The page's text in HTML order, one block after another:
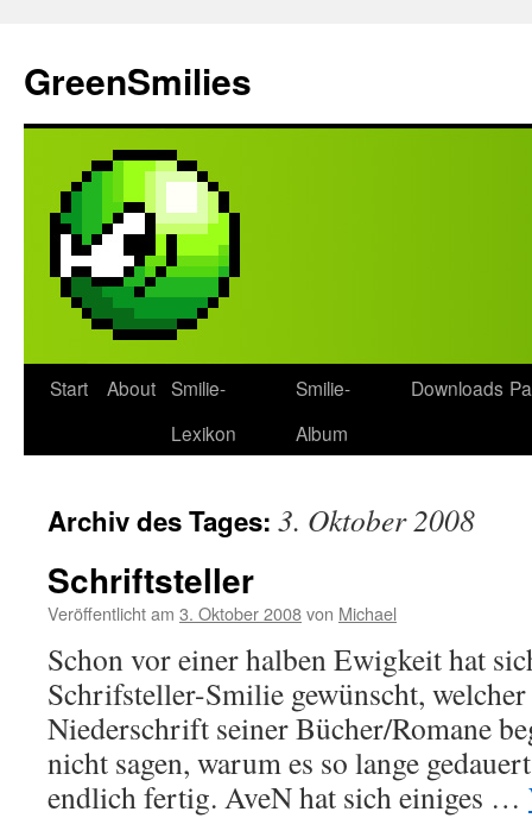
springen
GreenSmilies
Start About Smilie-
Lexikon
Smilie-
Album
Downloads
Archiv des Tages: 3. Oktober 2008
Schriftsteller
Veröffentlicht am 3. Oktober 2008von Michael
Schon vor einer halben Ewigkeit hat
Schrifsteller-Smilie gewünscht,
Niederschrift seiner Bücher/Romane
nicht sagen, warum es so lange
endlich fertig. AveN hat sich einiges …